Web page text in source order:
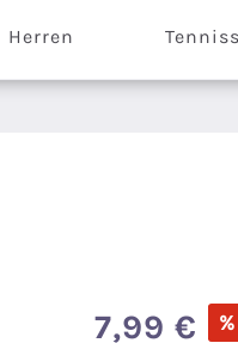
Herren
Verkaufspreis:
7,99 € %